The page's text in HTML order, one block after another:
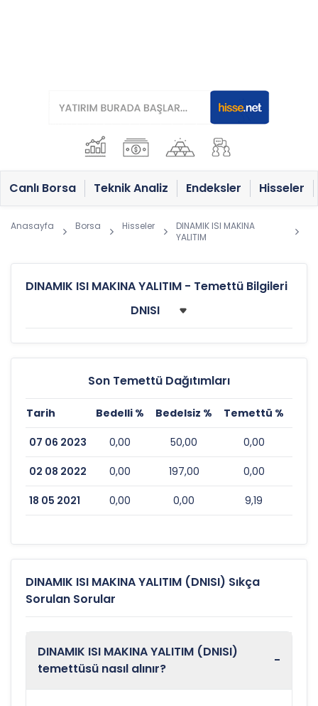
Canlı Borsa Teknik Analiz Endeksler Hisseler
Anasayfa Borsa Hisseler
DINAMIK ISI MAKINA
YALITIM
DINAMIK ISI MAKINA YALITIM - Temettü Bilgileri
Son Temettü Dağıtımları
Tarih Bedelli % Bedelsiz % Temettü %
07 06 2023 0,00 50,00 0,00
02 08 2022 0,00 197,00 0,00
18 05 2021 0,00 0,00 9,19
DINAMIK ISI MAKINA YALITIM (DNISI) Sıkça
Sorulan Sorular
DINAMIK ISI MAKINA YALITIM (DNISI)
temettüsü nasıl alınır?
-